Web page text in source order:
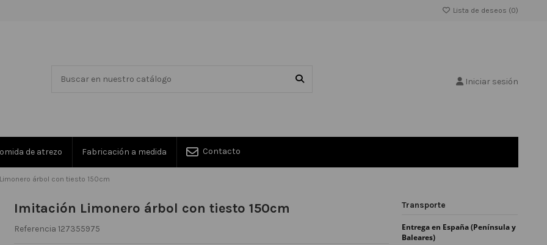
Lista de deseos (0)
Iniciar sesión
de atrezo Fabricación a medida Contacto
árbol con tiesto 150cm
Imitación Limonero árbol con tiesto 150cm
Referencia 127355975
Transporte
Entrega en España (Península y
Baleares)